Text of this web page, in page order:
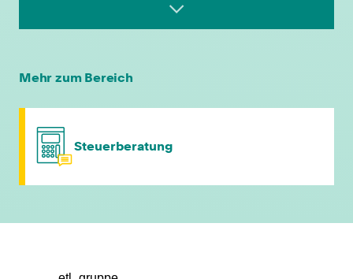
flexible Arbeitszeiten
betriebliche Altersvorsorge
Mehr zum Bereich
Steuerberatung